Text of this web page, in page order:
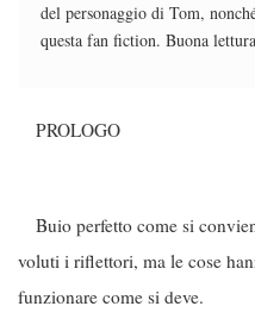
del personaggio di Tom,
questa fan fiction. Buona
PROLOGO
Buio perfetto come si
voluti i riflettori, ma le cose
funzionare come si deve.